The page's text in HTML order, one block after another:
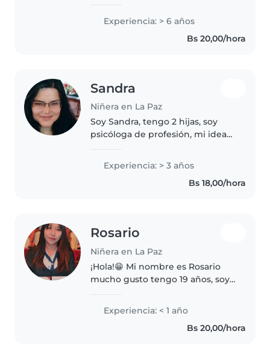
Me encanta leer, dibujar y crear
planes de juego divertidos. Me
Experiencia: > 6 años
Bs 20,00/hora
Sandra
Niñera en La Paz
Soy Sandra, tengo 2 hijas, soy
psicóloga de profesión, mi idea
amar a los niños en la infancia,
niñez y adolescencia. Soy una
persona proactiva, creativa,..
Experiencia: > 3 años
Bs 18,00/hora
Rosario
Niñera en La Paz
¡Hola!😁 Mi nombre es Rosario
mucho gusto tengo 19 años, soy
Tengo experiencia con niños en
edad preescolar y escolar. Estoy
cómoda con mascotas,
Experiencia: < 1 año
Bs 20,00/hora